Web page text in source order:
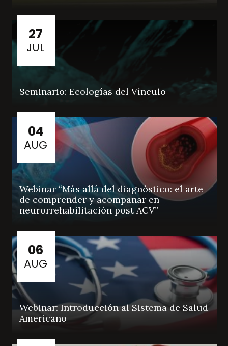
27
JUL
Seminario: Ecologías del Vínculo
04
AUG
Webinar “Más allá del diagnóstico: el arte
de comprender y acompañar en
neurorrehabilitación post ACV”
06
AUG
Webinar: Introducción al Sistema de Salud
Americano